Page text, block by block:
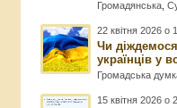
Громадянська ,
22 квітня 2026 о
Чи
українців у
Громадська
15 квітня 2026 о